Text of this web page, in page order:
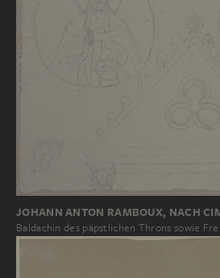
JOHANN ANTON RAMBOUX, NACH
Baldachin des päpstlichen Throns sowie